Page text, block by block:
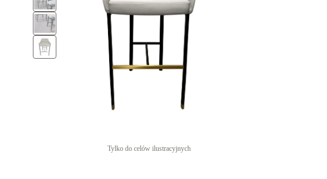
Tylko do celów ilustracyjnych